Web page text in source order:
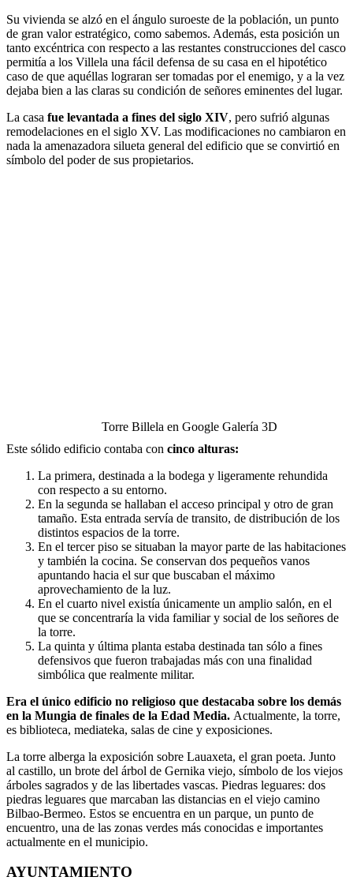
Su vivienda se alzó en el ángulo suroeste de la población, un punto
de gran valor estratégico, como sabemos. Además, esta posición un
tanto excéntrica con respecto a las restantes construcciones del casco
permitía a los Villela una fácil defensa de su casa en el hipotético
caso de que aquéllas lograran ser tomadas por el enemigo, y a la vez
dejaba bien a las claras su condición de señores eminentes del lugar.
La casa fue levantada a fines del siglo XIV, pero sufrió algunas
remodelaciones en el siglo XV. Las modificaciones no cambiaron en
nada la amenazadora silueta general del edificio que se convirtió en
símbolo del poder de sus propietarios.
Torre Billela en Google Galería 3D
Este sólido edificio contaba con cinco alturas:
La primera, destinada a la bodega y ligeramente rehundida
con respecto a su entorno.
En la segunda se hallaban el acceso principal y otro de gran
tamaño. Esta entrada servía de transito, de distribución de los
distintos espacios de la torre.
En el tercer piso se situaban la mayor parte de las habitaciones
y también la cocina. Se conservan dos pequeños vanos
apuntando hacia el sur que buscaban el máximo
aprovechamiento de la luz.
En el cuarto nivel existía únicamente un amplio salón, en el
que se concentraría la vida familiar y social de los señores de
la torre.
La quinta y última planta estaba destinada tan sólo a fines
defensivos que fueron trabajadas más con una finalidad
simbólica que realmente militar.
Era el único edificio no religioso que destacaba sobre los demás
en la Mungia de finales de la Edad Media. Actualmente, la torre,
es biblioteca, mediateka, salas de cine y exposiciones.
La torre alberga la exposición sobre Lauaxeta, el gran poeta. Junto
al castillo, un brote del árbol de Gernika viejo, símbolo de los viejos
árboles sagrados y de las libertades vascas. Piedras leguares: dos
piedras leguares que marcaban las distancias en el viejo camino
Bilbao-Bermeo. Estos se encuentra en un parque, un punto de
encuentro, una de las zonas verdes más conocidas e importantes
actualmente en el municipio.
AYUNTAMIENTO